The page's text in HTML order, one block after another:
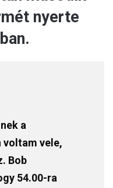
nyerte
a
voltam vele,
Bob
54.00-ra